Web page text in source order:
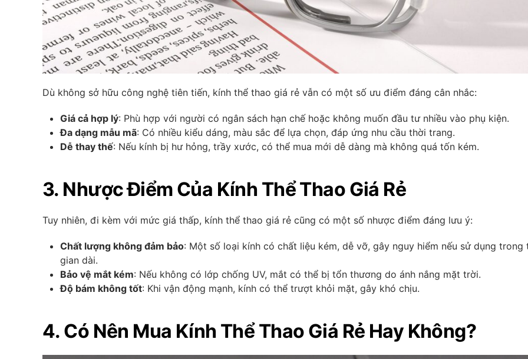
Dù không sở hữu công nghệ tiên tiến, kính thể thao giá rẻ vẫn có một số ưu điểm đáng cân nhắc:
Giá cả hợp lý: Phù hợp với người có ngân sách hạn chế hoặc không muốn đầu tư nhiều vào phụ kiện.
Đa dạng mẫu mã: Có nhiều kiểu dáng, màu sắc để lựa chọn, đáp ứng nhu cầu thời trang.
Dễ thay thế: Nếu kính bị hư hỏng, trầy xước, có thể mua mới dễ dàng mà không quá tốn kém.
3. Nhược Điểm Của Kính Thể Thao Giá Rẻ
Tuy nhiên, đi kèm với mức giá thấp, kính thể thao giá rẻ cũng có một số nhược điểm đáng lưu ý:
Chất lượng không đảm bảo: Một số loại kính có chất liệu kém, dễ vỡ, gây nguy hiểm nếu sử dụng trong
gian dài.
Bảo vệ mắt kém: Nếu không có lớp chống UV, mắt có thể bị tổn thương do ánh nắng mặt trời.
Độ bám không tốt: Khi vận động mạnh, kính có thể trượt khỏi mặt, gây khó chịu.
4. Có Nên Mua Kính Thể Thao Giá Rẻ Hay Không?